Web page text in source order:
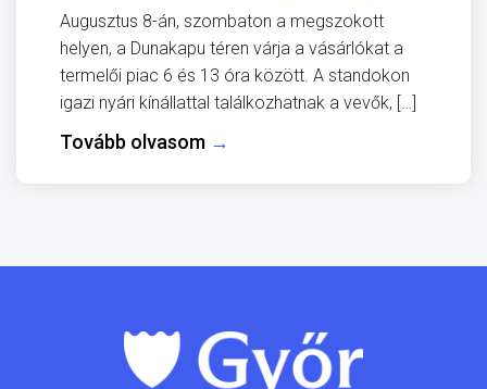
Augusztus 8-án, szombaton a megszokott
helyen, a Dunakapu téren várja a vásárlókat a
termelői piac 6 és 13 óra között. A standokon
igazi nyári kínállattal találkozhatnak a vevők, […]
Tovább olvasom →